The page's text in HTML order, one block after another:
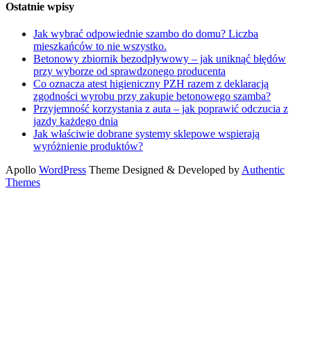
Ostatnie wpisy
Jak wybrać odpowiednie szambo do domu? Liczba
mieszkańców to nie wszystko.
Betonowy zbiornik bezodpływowy – jak uniknąć błędów
przy wyborze od sprawdzonego producenta
Co oznacza atest higieniczny PZH razem z deklaracją
zgodności wyrobu przy zakupie betonowego szamba?
Przyjemność korzystania z auta – jak poprawić odczucia z
jazdy każdego dnia
Jak właściwie dobrane systemy sklepowe wspierają
wyróżnienie produktów?
Apollo WordPress Theme Designed & Developed by Authentic
Themes